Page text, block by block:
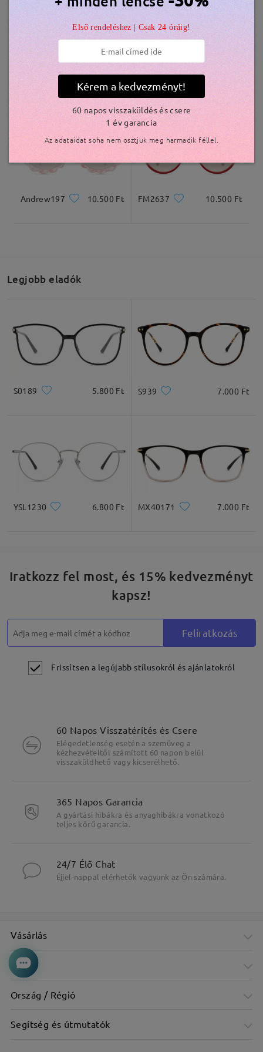
5-7 munkanap részletek
Kiszállítva
S70727 10.800 Ft S09884 10.800 Ft
Andrew197 10.500 Ft FM2637 10.500 Ft
Legjobb eladók
S0189 5.800 Ft S939 7.000 Ft
YSL1230 6.800 Ft MX40171 7.000 Ft
Iratkozz fel most, és 15% kedvezményt
kapsz!
Feliratkozás
Frissítsen a legújabb stílusokról és ajánlatokról
60 Napos Visszatérítés és Csere
Elégedetlenség esetén a szemüveg a
kézhezvételtől számított 60 napon belül
visszaküldhető vagy kicserélhető.
365 Napos Garancia
A gyártási hibákra és anyaghibákra vonatkozó
teljes körű garancia.
24/7 Élő Chat
Éjjel-nappal elérhetők vagyunk az Ön számára.
Vásárlás
Cég
Ország / Régió
Segítség és útmutatók
Első rendeléshez | Csak 24 óráig!
Kérem a kedvezményt!
60 napos visszaküldés és csere
1 év garancia
Az adataidat soha nem osztjuk meg harmadik féllel.